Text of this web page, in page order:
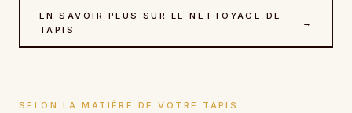
EN SAVOIR PLUS SUR LE NETTOYAGE DE
TAPIS
→
SELON LA MATIÈRE DE VOTRE TAPIS